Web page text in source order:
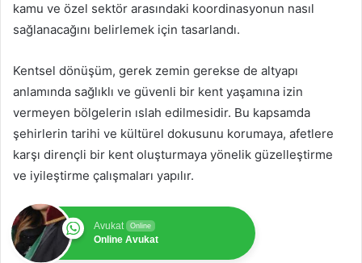
kamu ve özel sektör arasındaki koordinasyonun nasıl
sağlanacağını belirlemek için tasarlandı.
Kentsel dönüşüm, gerek zemin gerekse de altyapı
anlamında sağlıklı ve güvenli bir kent yaşamına izin
vermeyen bölgelerin ıslah edilmesidir. Bu kapsamda
şehirlerin tarihi ve kültürel dokusunu korumaya, afetlere
karşı dirençli bir kent oluşturmaya yönelik güzelleştirme
ve iyileştirme çalışmaları yapılır.
Avukat Online
Online Avukat